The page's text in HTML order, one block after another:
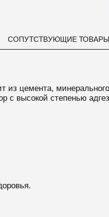
СОПУТСТВУЮЩИЕ ТОВАРЫ
из цемента,
с высокой степенью